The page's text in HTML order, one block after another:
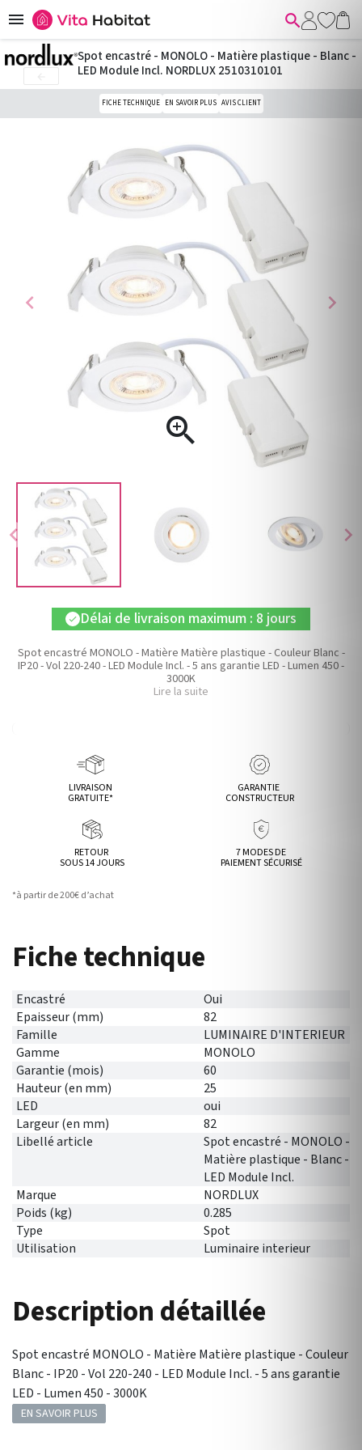
 
chevron_left chevron_right
chevron_left

chevron_right
Spot encastré - MONOLO - Matière plastique - Blanc -
LED Module Incl. NORDLUX 2510310101
FICHE TECHNIQUE EN SAVOIR PLUS AVIS CLIENT
check Délai de livraison maximum : 8 jours
Spot encastré MONOLO - Matière Matière plastique - Couleur Blanc -
IP20 - Vol 220-240 - LED Module Incl. - 5 ans garantie LED - Lumen 450 -
3000K
Lire la suite
LIVRAISON
GRATUITE*
GARANTIE
CONSTRUCTEUR
RETOUR
SOUS 14 JOURS
7 MODES DE
PAIEMENT SÉCURISÉ
*à partir de 200€ d’achat
Fiche technique
Encastré
Oui
Epaisseur (mm)
82
Famille
LUMINAIRE D'INTERIEUR
Gamme
MONOLO
Garantie (mois)
60
Hauteur (en mm)
25
LED
oui
Largeur (en mm)
82
Libellé article
Spot encastré - MONOLO -
Matière plastique - Blanc -
LED Module Incl.
Marque
NORDLUX
Poids (kg)
0.285
Type
Spot
Utilisation
Luminaire interieur
Description détaillée
Spot encastré MONOLO - Matière Matière plastique - Couleur
Blanc - IP20 - Vol 220-240 - LED Module Incl. - 5 ans garantie
LED - Lumen 450 - 3000K
EN SAVOIR PLUS